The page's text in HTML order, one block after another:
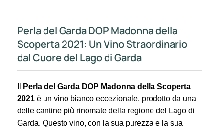
Perla del Garda DOP Madonna della
Scoperta 2021: Un Vino Straordinario
dal Cuore del Lago di Garda
Perla del Garda DOP Madonna della Scoperta
2021 è un vino bianco eccezionale, prodotto da una
delle cantine più rinomate della regione del Lago di
Garda. Questo vino, con la sua purezza e la sua